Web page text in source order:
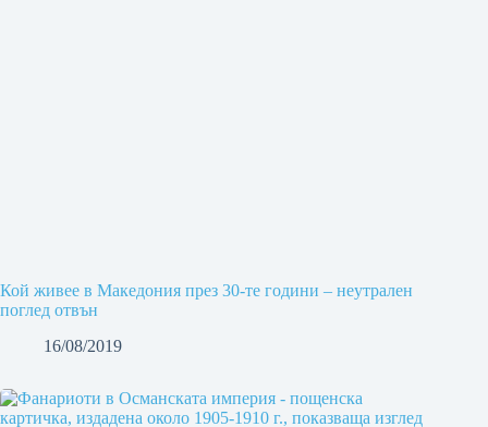
Кой живее в Македония през 30-те години – неутрален
поглед отвън
16/08/2019